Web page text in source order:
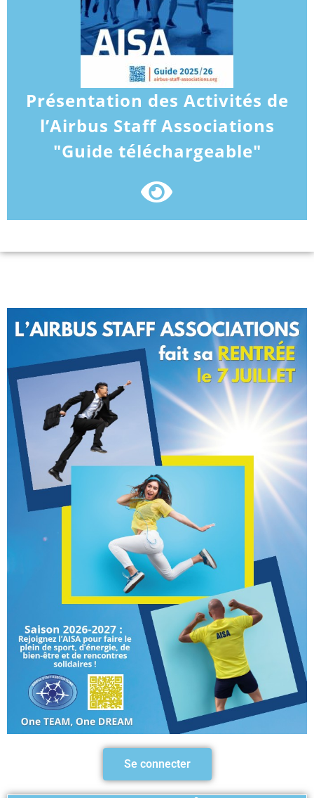
Présentation des Activités de
l’Airbus Staff Associations
"Guide téléchargeable"
Se connecter